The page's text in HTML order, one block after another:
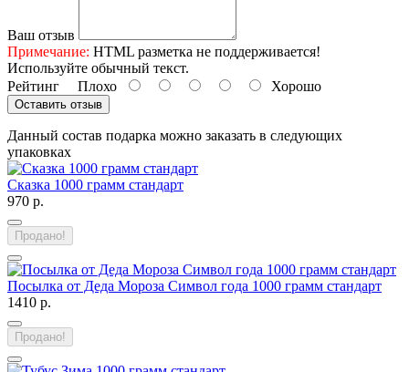
Ваш отзыв
Примечание: HTML разметка не поддерживается!
Используйте обычный текст.
Рейтинг Плохо Хорошо
Оставить отзыв
Данный состав подарка можно заказать в следующих
упаковках
Сказка 1000 грамм стандарт
970 р.
Продано!
Посылка от Деда Мороза Символ года 1000 грамм стандарт
1410 р.
Продано!